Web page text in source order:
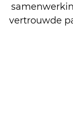
vertrouwde